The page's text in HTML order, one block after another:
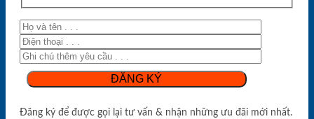
Đăng ký để được gọi lại tư vấn & nhận những ưu đãi mới nhất.